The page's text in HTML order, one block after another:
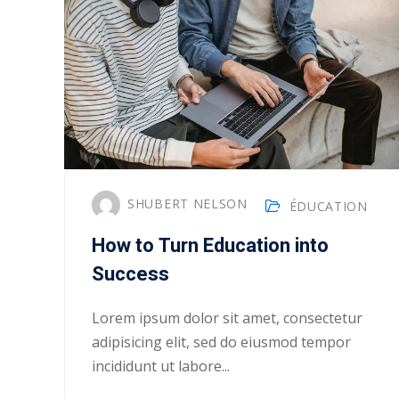
SHUBERT NELSON ÉDUCATION
How to Turn Education into
Success
Lorem ipsum dolor sit amet, consectetur
adipisicing elit, sed do eiusmod tempor
incididunt ut labore...